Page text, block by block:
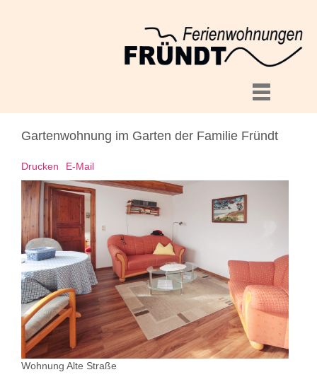
Gartenwohnung im Garten der Familie Fründt
Drucken E-Mail
Wohnung Alte Straße